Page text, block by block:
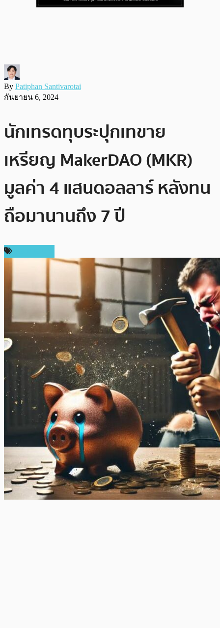
By Patiphan Santivarotai
กันยายน 6, 2024
นักเทรดทุบระปุกเทขาย
เหรียญ MakerDAO (MKR)
มูลค่า 4 แสนดอลลาร์ หลังทน
ถือมานานถึง 7 ปี